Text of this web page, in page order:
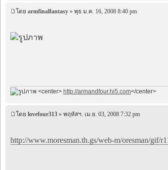
โดย armfinalfantasy » พุธ ม.ค. 16, 2008 8:40 pm
<center> http://armandfour.hi5.com</center>
โดย lovefour313 » พฤหัสฯ. เม.ย. 03, 2008 7:32 pm
http://www.moresman.th.gs/web-m/oresman/gif/